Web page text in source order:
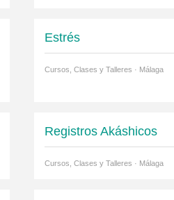
Estrés
Cursos, Clases y Talleres · Málaga
Registros Akáshicos
Cursos, Clases y Talleres · Málaga